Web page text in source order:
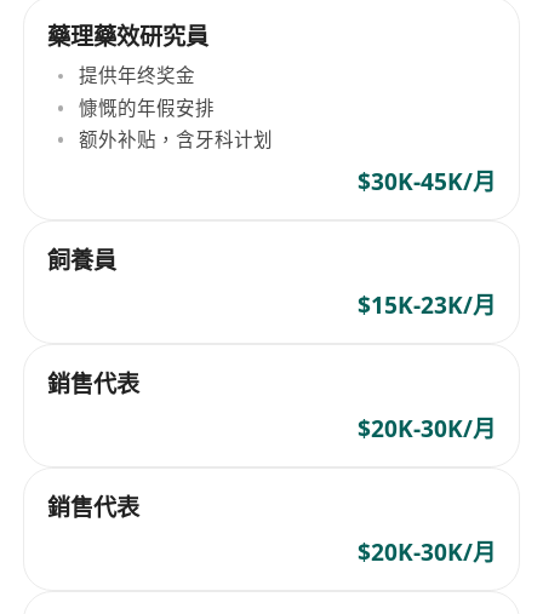
藥理藥效研究員
提供年终奖金
慷慨的年假安排
额外补贴，含牙科计划
$30K-45K/月
飼養員
$15K-23K/月
銷售代表
$20K-30K/月
銷售代表
$20K-30K/月